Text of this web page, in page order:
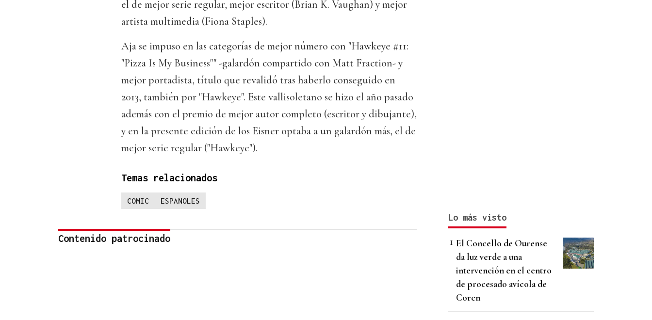
el de mejor serie regular, mejor escritor (Brian K. Vaughan) y mejor
artista multimedia (Fiona Staples).
Aja se impuso en las categorías de mejor número con "Hawkeye #11:
"Pizza Is My Business"" -galardón compartido con Matt Fraction- y
mejor portadista, título que revalidó tras haberlo conseguido en
2013, también por "Hawkeye". Este vallisoletano se hizo el año pasado
además con el premio de mejor autor completo (escritor y dibujante),
y en la presente edición de los Eisner optaba a un galardón más, el de
mejor serie regular ("Hawkeye").
Temas relacionados
COMIC ESPANOLES
Contenido patrocinado
Lo más visto
El Concello de Ourense
da luz verde a una
intervención en el centro
de procesado avícola de
Coren